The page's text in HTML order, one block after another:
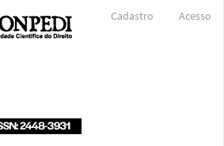
Cadastro Acesso